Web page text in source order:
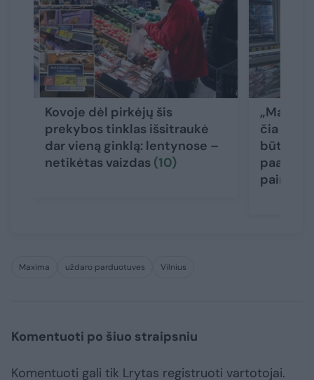
Kovoje dėl pirkėjų šis
prekybos tinklas išsitraukė
dar vieną ginklą: lentynose –
netikėtas vaizdas (10)
čia
būti:
painiavą
Maxima uždaro parduotuves Vilnius
Komentuoti po šiuo straipsniu
Komentuoti gali tik Lrytas registruoti vartotojai.